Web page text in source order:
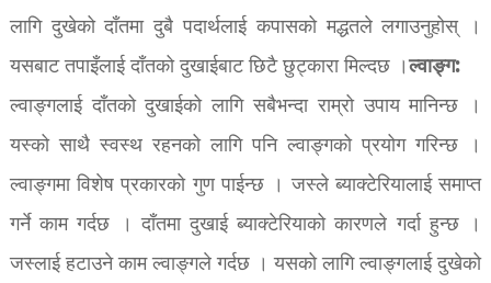
लागि दुखेको दाँतमा दुबै पदार्थलाई कपासको मद्धतले लगाउनुहोस् ।
यसबाट तपाइँलाई दाँतको दुखाईबाट छिटै छुट्कारा मिल्दछ ।ल्वाङ्ग:
ल्वाङ्गलाई दाँतको दुखाईको लागि सबैभन्दा राम्रो उपाय मानिन्छ ।
यस्को साथै स्वस्थ रहनको लागि पनि ल्वाङ्गको प्रयोग गरिन्छ ।
ल्वाङ्गमा विशेष प्रकारको गुण पाईन्छ । जस्ले ब्याक्टेरियालाई समाप्त
गर्ने काम गर्दछ । दाँतमा दुखाई ब्याक्टेरियाको कारणले गर्दा हुन्छ ।
जस्लाई हटाउने काम ल्वाङ्गले गर्दछ । यसको लागि ल्वाङ्गलाई दुखेको